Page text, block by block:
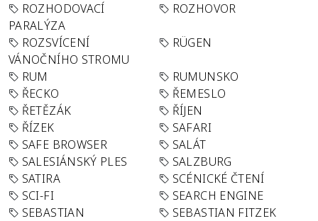
ROZHODOVACÍ
PARALÝZA
ROZHOVOR
ROZSVÍCENÍ
VÁNOČNÍHO STROMU
RÜGEN
RUM
RUMUNSKO
ŘECKO
ŘEMESLO
ŘETĚZÁK
ŘÍJEN
ŘÍZEK
SAFARI
SAFE BROWSER
SALÁT
SALESIÁNSKÝ PLES
SALZBURG
SATIRA
SCÉNICKÉ ČTENÍ
SCI-FI
SEARCH ENGINE
SEBASTIAN
SEBASTIAN FITZEK